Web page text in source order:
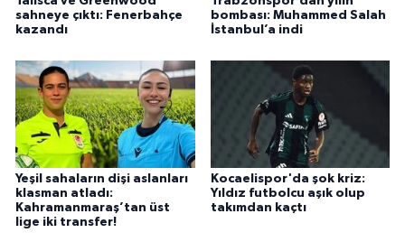
sahneye çıktı: Fenerbahçe
kazandı
bombası: Muhammed Salah
İstanbul’a indi
Yeşil sahaların dişi aslanları
klasman atladı:
Kahramanmaraş’tan üst
lige iki transfer!
Kocaelispor'da şok kriz:
Yıldız futbolcu aşık olup
takımdan kaçtı